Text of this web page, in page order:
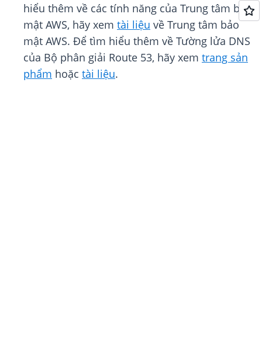
hiểu thêm về các tính năng của Trung tâm bảo
mật AWS, hãy xem tài liệu về Trung tâm bảo
mật AWS. Để tìm hiểu thêm về Tường lửa DNS
của Bộ phân giải Route 53, hãy xem trang sản
phẩm hoặc tài liệu.